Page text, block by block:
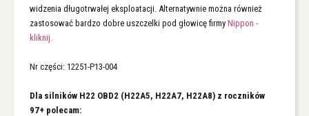
widzenia długotrwałej eksploatacji. Alternatywnie można również
zastosować bardzo dobre uszczelki pod głowicę firmy Nippon -
kliknij.
Nr części: 12251-P13-004
Dla silników H22 OBD2 (H22A5, H22A7, H22A8) z roczników
97+ polecam: